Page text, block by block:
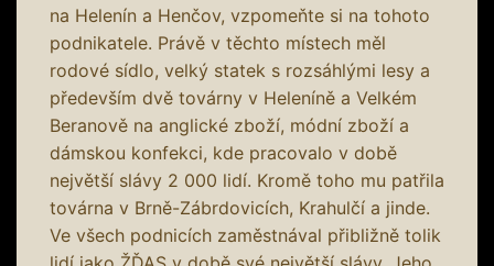
na Helenín a Henčov, vzpomeňte si na tohoto
podnikatele. Právě v těchto místech měl
rodové sídlo, velký statek s rozsáhlými lesy a
především dvě továrny v Heleníně a Velkém
Beranově na anglické zboží, módní zboží a
dámskou konfekci, kde pracovalo v době
největší slávy 2 000 lidí. Kromě toho mu patřila
továrna v Brně-Zábrdovicích, Krahulčí a jinde.
Ve všech podnicích zaměstnával přibližně tolik